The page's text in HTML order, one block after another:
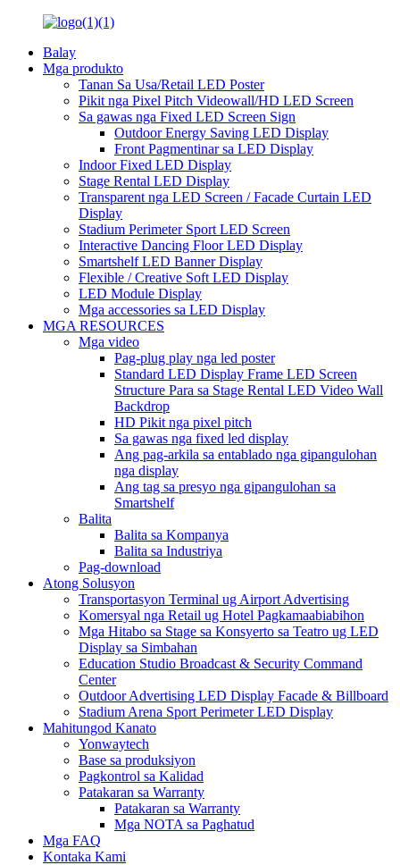
Balay
Mga produkto
Tanan Sa Usa/Retail LED Poster
Pikit nga Pixel Pitch Videowall/HD LED Screen
Sa gawas nga Fixed LED Screen Sign
Outdoor Energy Saving LED Display
Front Pagmentinar sa LED Display
Indoor Fixed LED Display
Stage Rental LED Display
Transparent nga LED Screen / Facade Curtain LED
Display
Stadium Perimeter Sport LED Screen
Interactive Dancing Floor LED Display
Smartshelf LED Banner Display
Flexible / Creative Soft LED Display
LED Module Display
Mga accessories sa LED Display
MGA RESOURCES
Mga video
Pag-plug play nga led poster
Standard LED Display Frame LED Screen
Structure Para sa Stage Rental LED Video Wall
Backdrop
HD Pikit nga pixel pitch
Sa gawas nga fixed led display
Ang pag-arkila sa entablado nga gipangulohan
nga display
Ang tag sa presyo nga gipangulohan sa
Smartshelf
Balita
Balita sa Kompanya
Balita sa Industriya
Pag-download
Atong Solusyon
Transportasyon Terminal ug Airport Advertising
Komersyal nga Retail ug Hotel Pagkamaabiabihon
Mga Hitabo sa Stage sa Konsyerto sa Teatro ug LED
Display sa Simbahan
Education Studio Broadcast & Security Command
Center
Outdoor Advertising LED Display Facade & Billboard
Stadium Arena Sport Perimeter LED Display
Mahitungod Kanato
Yonwaytech
Base sa produksiyon
Pagkontrol sa Kalidad
Patakaran sa Warranty
Patakaran sa Warranty
Mga NOTA sa Paghatud
Mga FAQ
Kontaka Kami